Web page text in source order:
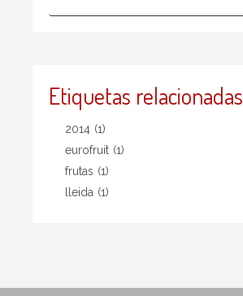
Etiquetas relacionadas
2014 (1)
eurofruit (1)
frutas (1)
lleida (1)